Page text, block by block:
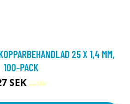
25 X 1,4 MM,
100-PACK
SEK32 SEK